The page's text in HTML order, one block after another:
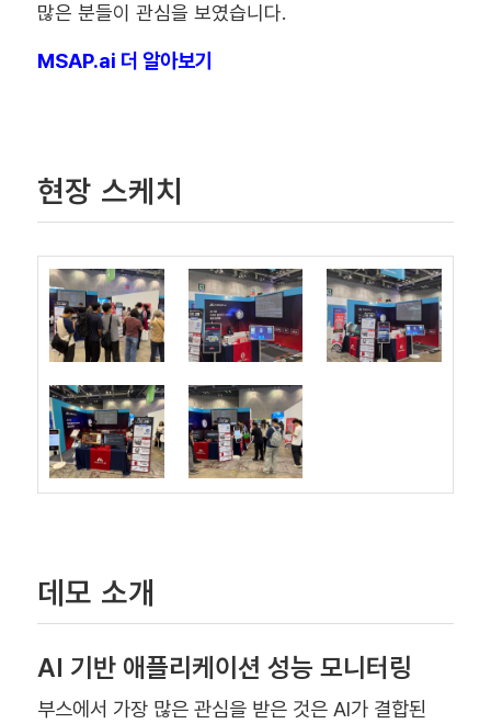
많은 분들이 관심을 보였습니다.
MSAP.ai 더 알아보기
현장 스케치
데모 소개
AI 기반 애플리케이션 성능 모니터링
부스에서 가장 많은 관심을 받은 것은 AI가 결합된